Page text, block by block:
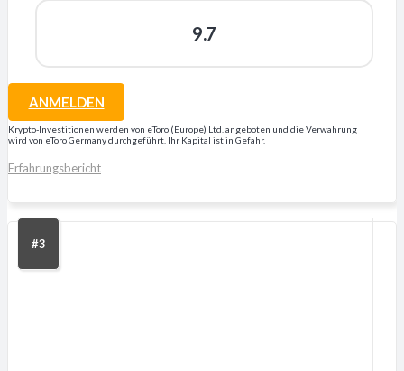
9.7
ANMELDEN
Krypto-Investitionen werden von eToro (Europe) Ltd. angeboten und die Verwahrung
wird von eToro Germany durchgeführt. Ihr Kapital ist in Gefahr.
Erfahrungsbericht
#3